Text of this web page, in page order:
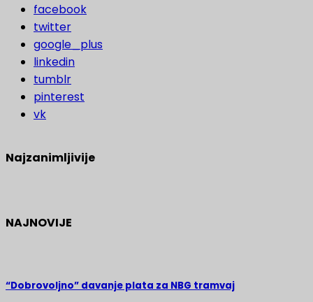
facebook
twitter
google_plus
linkedin
tumblr
pinterest
vk
Najzanimljivije
NAJNOVIJE
“Dobrovoljno” davanje plata za NBG tramvaj